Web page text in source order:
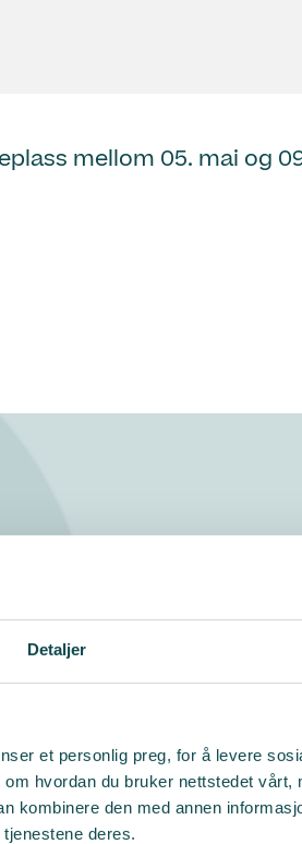
Detaljer
et personlig preg, for å levere
hvordan du bruker nettstedet vårt,
kombinere den med annen
deres.
mellom 05. mai og